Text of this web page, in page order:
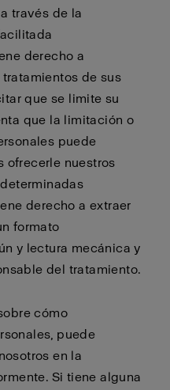
través de la
derecho a
de sus
que se limite su
que la limitación o
puede
ofrecerle nuestros
derecho a extraer
formato
y lectura mecánica y
del tratamiento.
cómo
puede
en la
Si tiene alguna